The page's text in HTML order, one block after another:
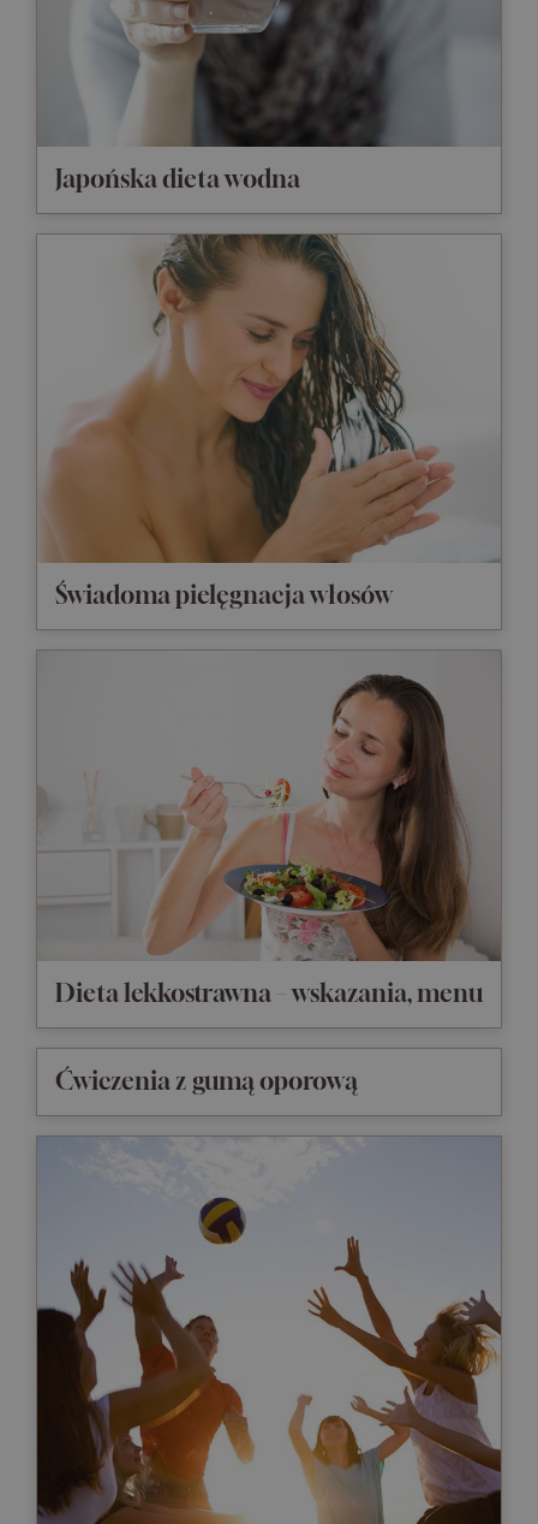
Japońska dieta wodna
Świadoma pielęgnacja włosów
Dieta lekkostrawna – wskazania, menu
Ćwiczenia z gumą oporową